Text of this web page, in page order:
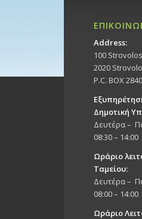
Address:
100
2020
P.C. BOX
Δημοτική
Δευτέρα –
08:30 – 14:00
Ωράριο
Ταμείου:
Δευτέρα –
08:00 – 14:00
Ωράριο